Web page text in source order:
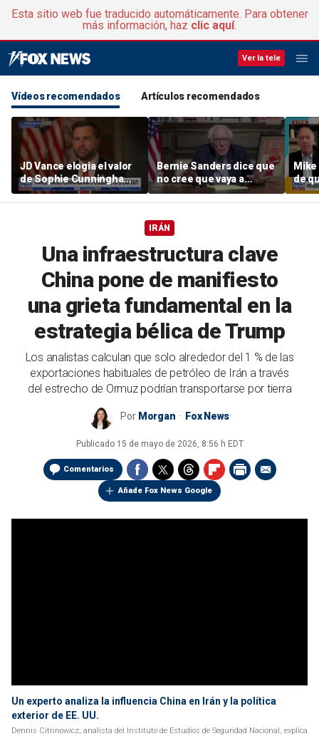
Esta sitio web fue traducido automáticamente. Para obtener
más información, haz clic aquí.
Ver la tele
Vídeos recomendados Artículos recomendados
JD Vance elogia el valor
de Sophie Cunningham
en medio de la polémica
sobre la identidad de
Bernie Sanders dice que
no cree que vaya a
apoyar a Francesca Hong
de
IRÁN
Una infraestructura clave
China pone de manifiesto
una grieta fundamental en la
estrategia bélica de Trump
Los analistas calculan que solo alrededor del 1 % de las
exportaciones habituales de petróleo de Irán a través
del estrecho de Ormuz podrían transportarse por tierra
Por Morgan Fox News
Publicado 15 de mayo de 2026, 8:56 h EDT
Comentarios
Añade Fox News Google
Un experto analiza la influencia China en Irán y la política
exterior de EE. UU.
Dennis Citrinowicz, analista del Instituto de Estudios de Seguridad Nacional, explica